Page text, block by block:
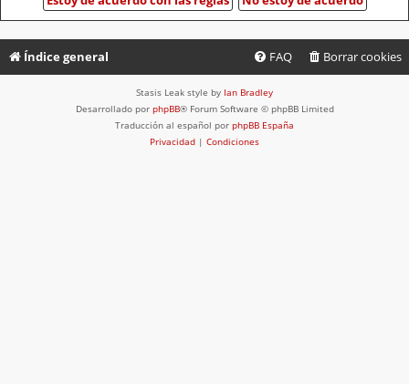
Índice general Borrar cookies
FAQ
Stasis Leak style by Ian Bradley
Desarrollado por phpBB® Forum Software © phpBB Limited
Traducción al español por phpBB España
Privacidad | Condiciones